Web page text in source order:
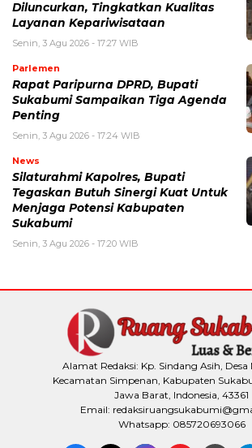
Diluncurkan, Tingkatkan Kualitas
Layanan Kepariwisataan
Senin, 3 Agu 2026 - 17:27 WIB
Parlemen
Rapat Paripurna DPRD, Bupati
Sukabumi Sampaikan Tiga Agenda
Penting
Senin, 3 Agu 2026 - 17:24 WIB
News
Silaturahmi Kapolres, Bupati
Tegaskan Butuh Sinergi Kuat Untuk
Menjaga Potensi Kabupaten
Sukabumi
Senin, 3 Agu 2026 - 17:20 WIB
Alamat Redaksi: Kp. Sindang Asih, Desa
Kecamatan Simpenan, Kabupaten
Jawa Barat, Indonesia, 43361
Email:
Whatsapp: 085720693066